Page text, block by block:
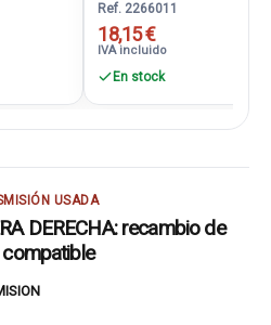
Ref. 2266011
18,15 €
IVA incluido
En stock
USADA
DERECHA: recambio de